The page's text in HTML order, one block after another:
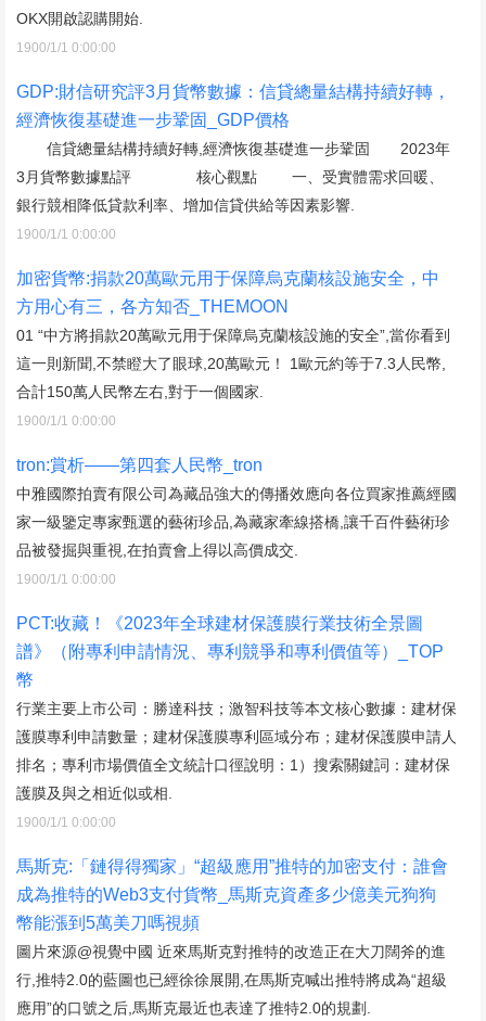
OKX開啟認購開始.
1900/1/1 0:00:00
GDP:財信研究評3月貨幣數據：信貸總量結構持續好轉，
經濟恢復基礎進一步鞏固_GDP價格
信貸總量結構持續好轉,經濟恢復基礎進一步鞏固 2023年
3月貨幣數據點評 核心觀點 一、受實體需求回暖、
銀行競相降低貸款利率、增加信貸供給等因素影響.
1900/1/1 0:00:00
加密貨幣:捐款20萬歐元用于保障烏克蘭核設施安全，中
方用心有三，各方知否_THEMOON
01 “中方將捐款20萬歐元用于保障烏克蘭核設施的安全”,當你看到
這一則新聞,不禁瞪大了眼球,20萬歐元！ 1歐元約等于7.3人民幣,
合計150萬人民幣左右,對于一個國家.
1900/1/1 0:00:00
tron:賞析——第四套人民幣_tron
中雅國際拍賣有限公司為藏品強大的傳播效應向各位買家推薦經國
家一級鑒定專家甄選的藝術珍品,為藏家牽線搭橋,讓千百件藝術珍
品被發掘與重視,在拍賣會上得以高價成交.
1900/1/1 0:00:00
PCT:收藏！《2023年全球建材保護膜行業技術全景圖
譜》（附專利申請情況、專利競爭和專利價值等）_TOP
幣
行業主要上市公司：勝達科技；激智科技等本文核心數據：建材保
護膜專利申請數量；建材保護膜專利區域分布；建材保護膜申請人
排名；專利市場價值全文統計口徑說明：1）搜索關鍵詞：建材保
護膜及與之相近似或相.
1900/1/1 0:00:00
馬斯克:「鏈得得獨家」“超級應用”推特的加密支付：誰會
成為推特的Web3支付貨幣_馬斯克資產多少億美元狗狗
幣能漲到5萬美刀嗎視頻
圖片來源@視覺中國 近來馬斯克對推特的改造正在大刀闊斧的進
行,推特2.0的藍圖也已經徐徐展開,在馬斯克喊出推特將成為“超級
應用”的口號之后,馬斯克最近也表達了推特2.0的規劃.